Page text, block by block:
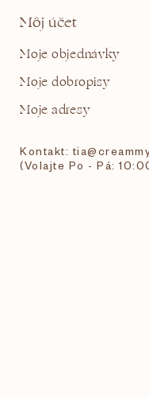
Môj účet
Moje objednávky
Moje dobropisy
Moje adresy
Kontakt:
(Volajte Po - Pá: